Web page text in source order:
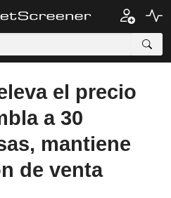
el precio
a 30
mantiene
de venta